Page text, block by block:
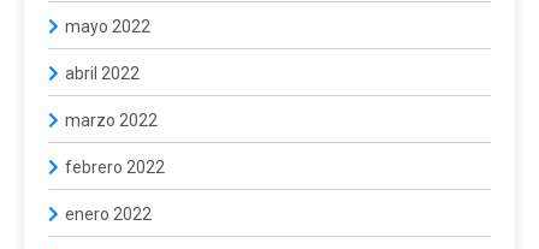
mayo 2022
abril 2022
marzo 2022
febrero 2022
enero 2022